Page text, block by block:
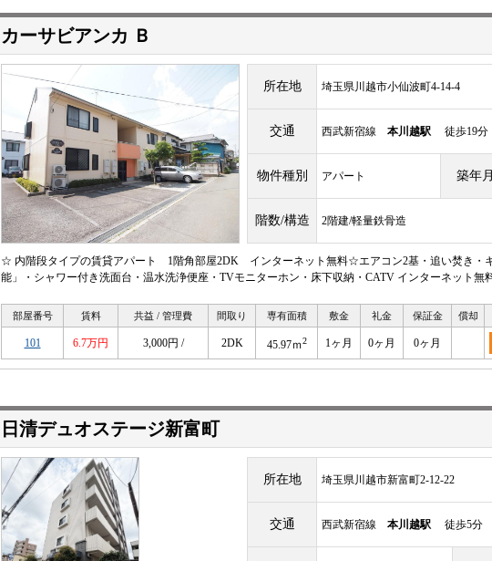
カーサビアンカ Ｂ
所在地 埼玉県川越市小仙波町4-14-4
交通 西武新宿線 本川越駅 徒歩19分
物件種別 アパート 築年月
階数/構造 2階建/軽量鉄骨造
☆ 内階段タイプの賃貸アパート 1階角部屋2DK インターネット無料☆エアコン2基・追い焚き・
能」・シャワー付き洗面台・温水洗浄便座・TVモニターホン・床下収納・CATV インターネット無
部屋番号 賃料 共益 / 管理費 間取り 専有面積 敷金 礼金 保証金 償却
101 6.7万円 3,000円 / 2DK 45.97ｍ2 1ヶ月 0ヶ月 0ヶ月
日清デュオステージ新富町
所在地 埼玉県川越市新富町2-12-22
交通 西武新宿線 本川越駅 徒歩5分